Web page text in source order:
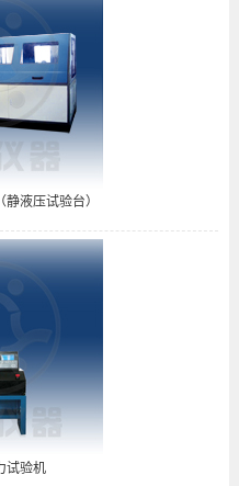
液压试验台）
试验机